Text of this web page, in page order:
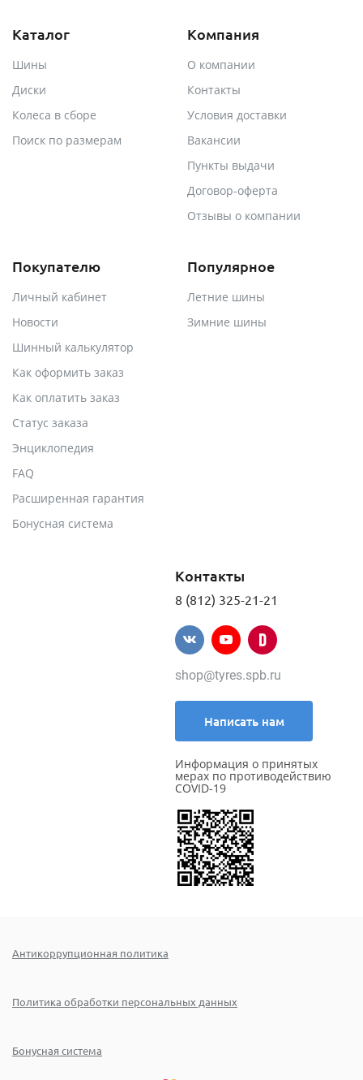
Каталог
Шины
Диски
Колеса в сборе
Поиск по размерам
Компания
О компании
Контакты
Условия доставки
Вакансии
Пункты выдачи
Договор-оферта
Отзывы о компании
Покупателю
Личный кабинет
Новости
Шинный калькулятор
Как оформить заказ
Как оплатить заказ
Статус заказа
Энциклопедия
FAQ
Расширенная гарантия
Бонусная система
Популярное
Летние шины
Зимние шины
Контакты
8 (812) 325-21-21
shop@tyres.spb.ru
Написать нам
Информация о принятых
мерах по противодействию
COVID-19
Антикоррупционная политика
Политика обработки персональных данных
Бонусная система